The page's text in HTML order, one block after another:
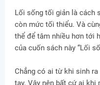
Lối sống tối giản là cách
còn mức tối thiểu. Và
thể để tâm nhiều hơn tới
của cuốn sách này “Lối
Chẳng có ai từ khi sinh
tay. Vậy nên bất cứ ai